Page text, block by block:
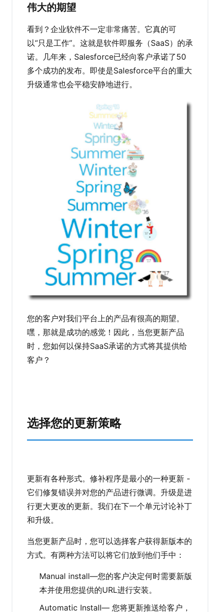
伟大的期望
看到？企业软件不一定非常痛苦。它真的可
以“只是工作”。这就是软件即服务（SaaS）的承
诺。几年来，Salesforce已经向客户承诺了50
多个成功的发布。即使是Salesforce平台的重大
升级通常也会平稳安静地进行。
您的客户对我们平台上的产品有很高的期望。
嘿，那就是成功的感觉！因此，当您更新产品
时，您如何以保持SaaS承诺的方式将其提供给
客户？
选择您的更新策略
更新有各种形式。修补程序是最小的一种更新 -
它们修复错误并对您的产品进行微调。升级是进
行更大更改的更新。我们在下一个单元讨论补丁
和升级。
当您更新产品时，您可以选择客户获得新版本的
方式。有两种方法可以将它们放到他们手中：
Manual install—您的客户决定何时需要新版
本并使用您提供的URL进行安装。
Automatic Install— 您将更新推送给客户，